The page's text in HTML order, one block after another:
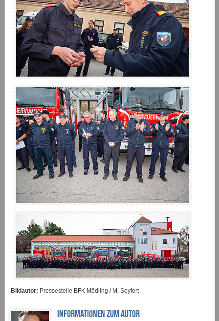
Bildautor: Pressestelle BFK Mödling / M. Seyfert
INFORMATIONEN ZUM AUTOR